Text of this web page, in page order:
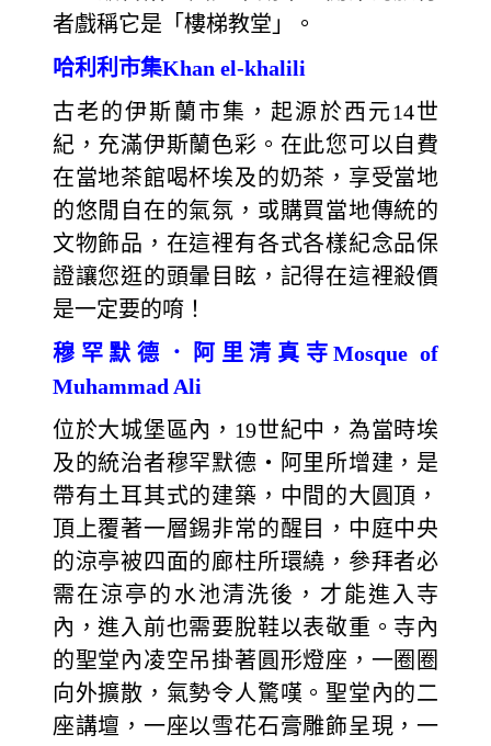
者戲稱它是「樓梯教堂」。
哈利利市集Khan el-khalili
古老的伊斯蘭市集，起源於西元14世
紀，充滿伊斯蘭色彩。在此您可以自費
在當地茶館喝杯埃及的奶茶，享受當地
的悠閒自在的氣氛，或購買當地傳統的
文物飾品，在這裡有各式各樣紀念品保
證讓您逛的頭暈目眩，記得在這裡殺價
是一定要的唷！
穆罕默德．阿里清真寺Mosque of
Muhammad Ali
位於大城堡區內，19世紀中，為當時埃
及的統治者穆罕默德‧阿里所增建，是
帶有土耳其式的建築，中間的大圓頂，
頂上覆著一層錫非常的醒目，中庭中央
的涼亭被四面的廊柱所環繞，參拜者必
需在涼亭的水池清洗後，才能進入寺
內，進入前也需要脫鞋以表敬重。寺內
的聖堂內凌空吊掛著圓形燈座，一圈圈
向外擴散，氣勢令人驚嘆。聖堂內的二
座講壇，一座以雪花石膏雕飾呈現，一